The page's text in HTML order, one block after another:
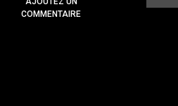
COMMENTAIRE